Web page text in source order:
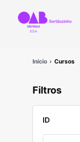
Início Cursos
Filtros
ID